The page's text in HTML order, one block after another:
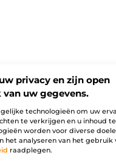
privacy en zijn open
uw gegevens.
technologieën om uw
te verkrijgen en u inhoud
worden voor diverse
het analyseren van het gebruik
raadplegen.